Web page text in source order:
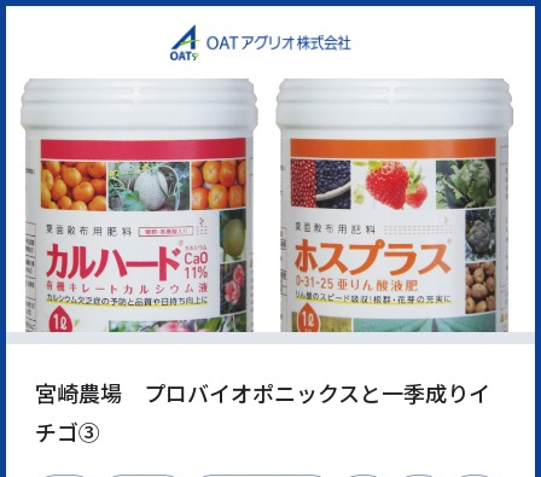
宮崎農場 プロバイオポニックスと一季成りイ
チゴ➂